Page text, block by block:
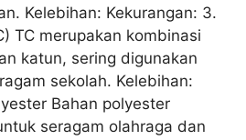
Kelebihan: Kekurangan: 3.
TC merupakan kombinasi
katun, sering digunakan
sekolah. Kelebihan:
Bahan polyester
seragam olahraga dan